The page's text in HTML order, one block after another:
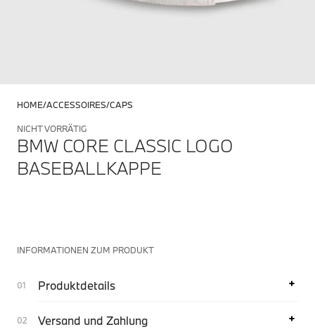
HOME ACCESSOIRES CAPS
NICHT VORRÄTIG
BMW CORE CLASSIC LOGO
BASEBALLKAPPE
INFORMATIONEN ZUM PRODUKT
Produktdetails
Versand und Zahlung